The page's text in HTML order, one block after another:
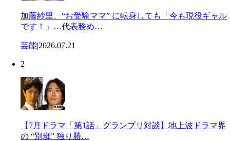
加藤紗里、“お受験ママ” に転身しても「今も現役ギャル
です！」…代表務め…
芸能|2026.07.21
2
【7月ドラマ「第1話」グランプリ対談】地上波ドラマ界
の “別班” 独り勝…